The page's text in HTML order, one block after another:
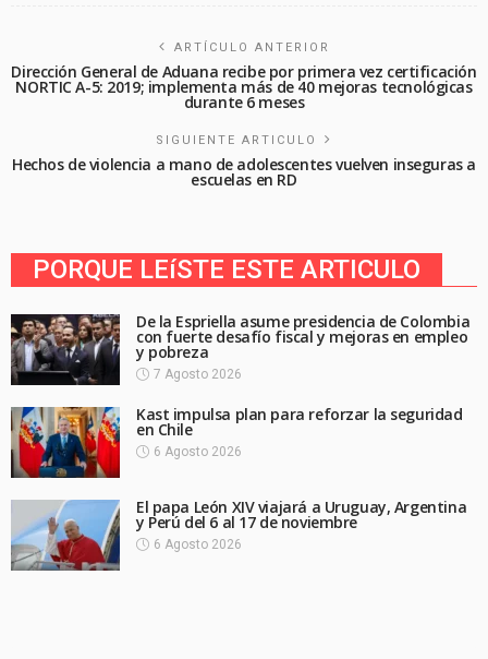
ARTÍCULO ANTERIOR
Dirección General de Aduana recibe por primera vez certificación
NORTIC A-5: 2019; implementa más de 40 mejoras tecnológicas
durante 6 meses
SIGUIENTE ARTICULO
Hechos de violencia a mano de adolescentes vuelven inseguras a
escuelas en RD
PORQUE LEíSTE ESTE ARTICULO
De la Espriella asume presidencia de Colombia
con fuerte desafío fiscal y mejoras en empleo
y pobreza
7 Agosto 2026
Kast impulsa plan para reforzar la seguridad
en Chile
6 Agosto 2026
El papa León XIV viajará a Uruguay, Argentina
y Perú del 6 al 17 de noviembre
6 Agosto 2026